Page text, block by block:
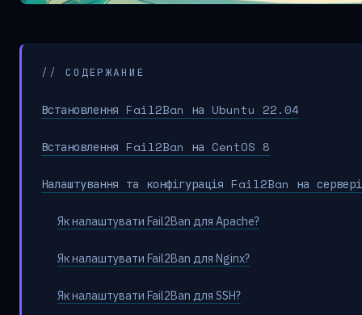
// СОДЕРЖАНИЕ
Встановлення Fail2Ban на Ubuntu 22.04
Встановлення Fail2Ban на CentOS 8
Налаштування та конфігурація Fail2Ban на сервері
Як налаштувати Fail2Ban для Apache?
Як налаштувати Fail2Ban для Nginx?
Як налаштувати Fail2Ban для SSH?